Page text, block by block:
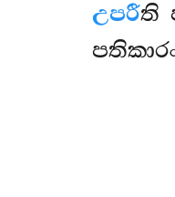
උපරීති